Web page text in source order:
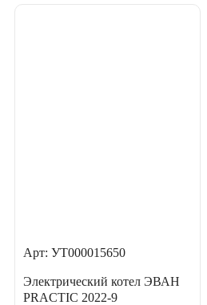
Арт: УТ000015650
Электрический котел ЭВАН
PRACTIC 2022-9